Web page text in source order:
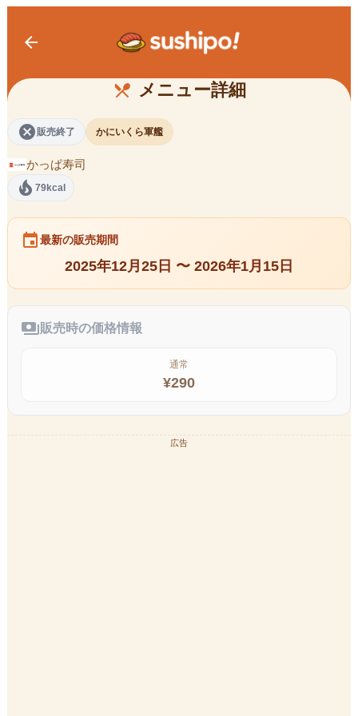
arrow_back
restaurant_menu メニュー詳細
蟹いくらの合盛り軍艦
cancel 販売終了 かにいくら軍艦
かっぱ寿司
local_fire_department 79kcal
event最新の販売期間
2025年12月25日 〜 2026年1月15日
payments販売時の価格情報
通常
¥290
広告